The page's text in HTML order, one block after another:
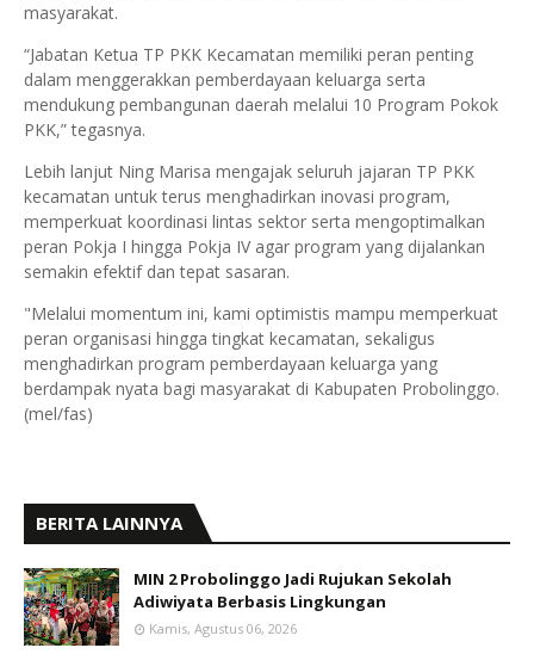
masyarakat.
“Jabatan Ketua TP PKK Kecamatan memiliki peran penting
dalam menggerakkan pemberdayaan keluarga serta
mendukung pembangunan daerah melalui 10 Program Pokok
PKK,” tegasnya.
Lebih lanjut Ning Marisa mengajak seluruh jajaran TP PKK
kecamatan untuk terus menghadirkan inovasi program,
memperkuat koordinasi lintas sektor serta mengoptimalkan
peran Pokja I hingga Pokja IV agar program yang dijalankan
semakin efektif dan tepat sasaran.
"Melalui momentum ini, kami optimistis mampu memperkuat
peran organisasi hingga tingkat kecamatan, sekaligus
menghadirkan program pemberdayaan keluarga yang
berdampak nyata bagi masyarakat di Kabupaten Probolinggo.
(mel/fas)
BERITA LAINNYA
MIN 2 Probolinggo Jadi Rujukan Sekolah
Adiwiyata Berbasis Lingkungan
Kamis, Agustus 06, 2026